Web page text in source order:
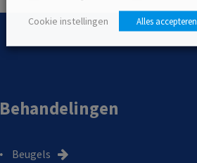
Behandelingen
Beugels
Cookie instellingen Alles accepteren